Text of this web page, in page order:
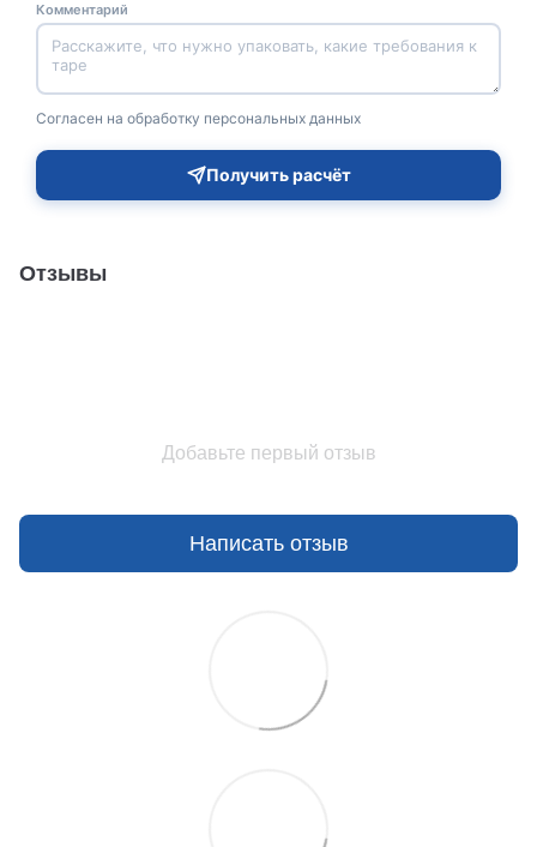
Комментарий
Согласен на обработку персональных данных
Получить расчёт
Отзывы
Добавьте первый отзыв
Написать отзыв